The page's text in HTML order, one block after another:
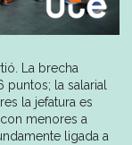
La brecha
puntos; la salarial
la jefatura es
menores a
ligada a